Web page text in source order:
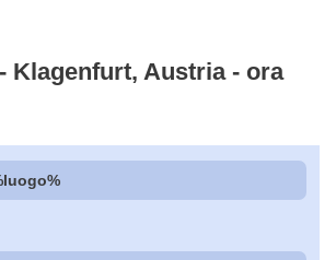
Klagenfurt, Austria - ora